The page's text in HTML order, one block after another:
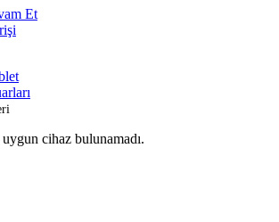
Et
cihaz bulunamadı.